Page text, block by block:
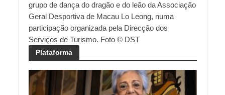
grupo de dança do dragão e do leão da Associação
Geral Desportiva de Macau Lo Leong, numa
participação organizada pela Direcção dos
Serviços de Turismo. Foto © DST
Plataforma